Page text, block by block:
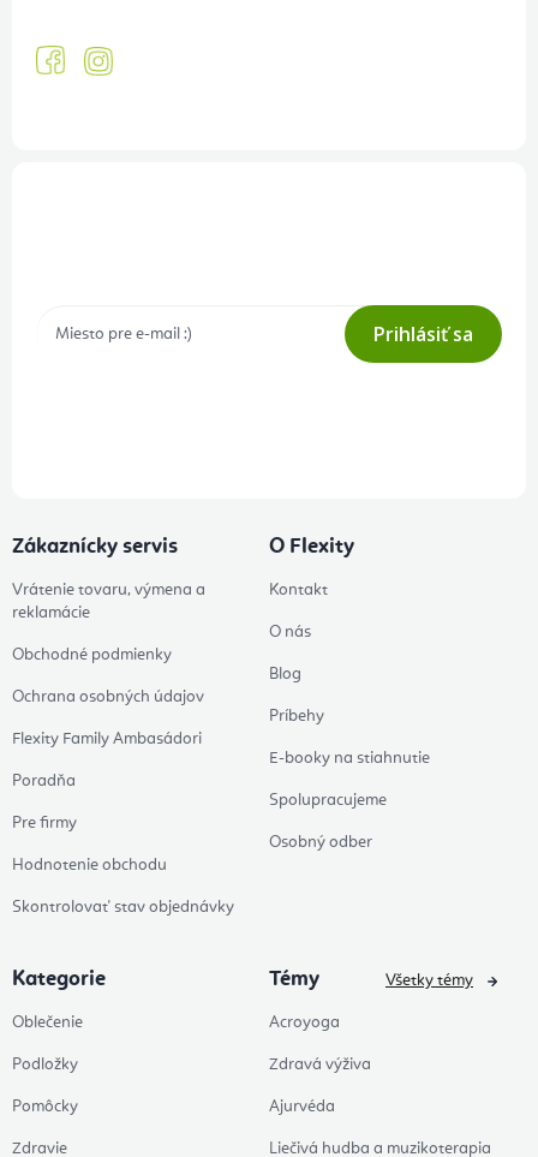
Prihlásiť sa
Zákaznícky servis
Vrátenie tovaru, výmena a
reklamácie
Obchodné podmienky
Ochrana osobných údajov
Flexity Family Ambasádori
Poradňa
Pre firmy
Hodnotenie obchodu
Skontrolovať stav objednávky
O Flexity
Kontakt
O nás
Blog
Príbehy
E-booky na stiahnutie
Spolupracujeme
Osobný odber
Kategorie
Oblečenie
Podložky
Pomôcky
Zdravie
Témy
Acroyoga
Zdravá výživa
Ajurvéda
Liečivá hudba a muzikoterapia
Všetky témy